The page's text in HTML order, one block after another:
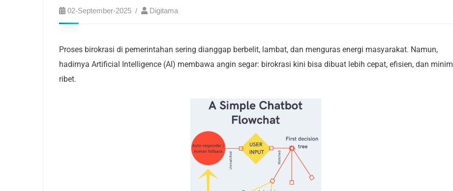
02-September-2025 Digitama
Proses birokrasi di pemerintahan sering dianggap berbelit, lambat, dan menguras energi masyarakat. Namun,
hadirnya Artificial Intelligence (AI) membawa angin segar: birokrasi kini bisa dibuat lebih cepat, efisien, dan minim
ribet.